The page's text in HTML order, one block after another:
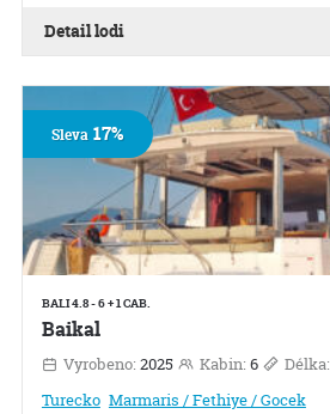
Detail lodi
BALI 4.8 - 6 + 1 CAB.
Baikal
Vyrobeno: 2025 Kabin: 6 Délka:
Turecko Marmaris / Fethiye / Gocek
Sleva17%